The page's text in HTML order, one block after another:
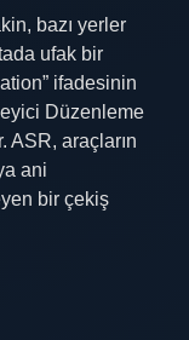
bazı yerler
ufak bir
ifadesinin
Düzenleme
ASR, araçların
ani
bir çekiş